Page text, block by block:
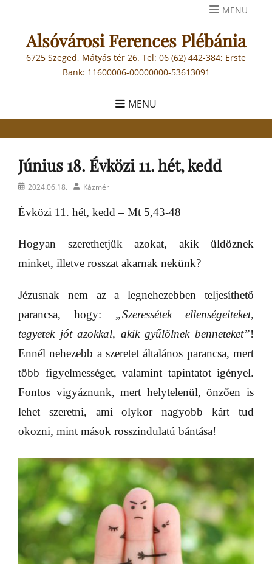
to
content
MENU
Alsóvárosi Ferences Plébánia
6725 Szeged, Mátyás tér 26. Tel: 06 (62) 442-384; Erste
Bank: 11600006-00000000-53613091
MENU
Június 18. Évközi 11. hét, kedd
Posted2024.06.18. AuthorKázmér
Évközi 11. hét, kedd – Mt 5,43-48
Hogyan szerethetjük azokat, akik üldöznek
minket, illetve rosszat akarnak nekünk?
Jézusnak nem az a legnehezebben teljesíthető
parancsa, hogy: „Szeressétek ellenségeiteket,
tegyetek jót azokkal, akik gyűlölnek benneteket”!
Ennél nehezebb a szeretet általános parancsa, mert
több figyelmességet, valamint tapintatot igényel.
Fontos vigyáznunk, mert helytelenül, önzően is
lehet szeretni, ami olykor nagyobb kárt tud
okozni, mint mások rosszindulatú bántása!